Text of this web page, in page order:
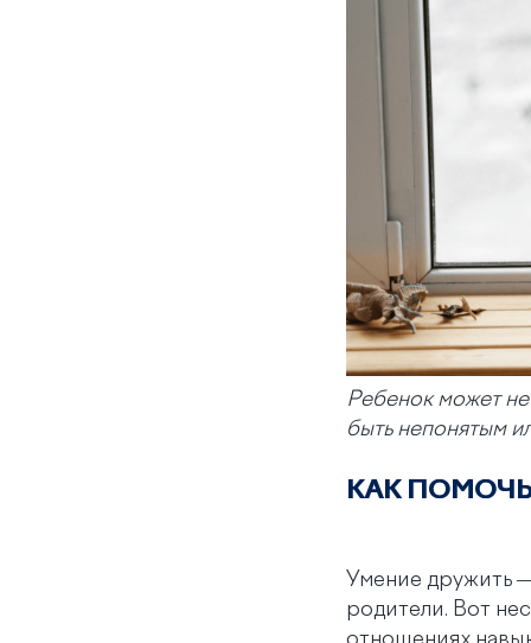
Ребенок может не
быть непонятым
КАК
Умение дружить
родители. Вот